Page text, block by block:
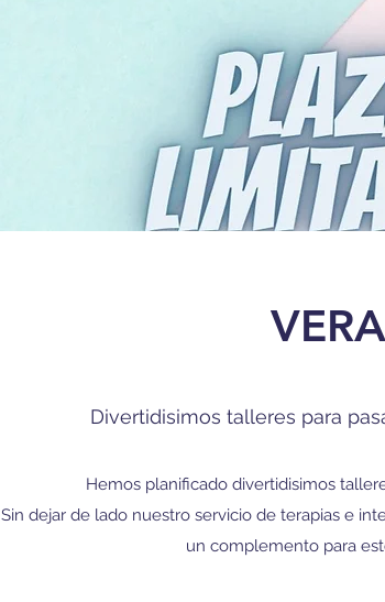
Divertidisimos talleres para
Hemos planificado divertidisimos
Sin dejar de lado nuestro servicio de terapias e
un complemento para